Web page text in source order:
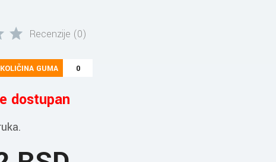
Recenzije (0)
GUMA 0
dostupan